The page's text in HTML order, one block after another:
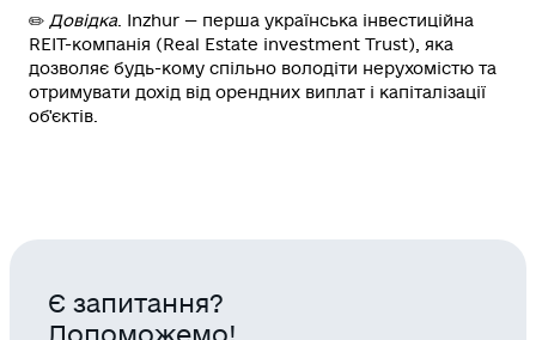
✏️ Довідка . Inzhur — перша українська інвестиційна
RЕІТ-компанія (Real Estate investment Trust), яка
дозволяє будь-кому спільно володіти нерухомістю та
отримувати дохід від орендних виплат і капіталізації
об'єктів.
Є запитання?
Допоможемо!